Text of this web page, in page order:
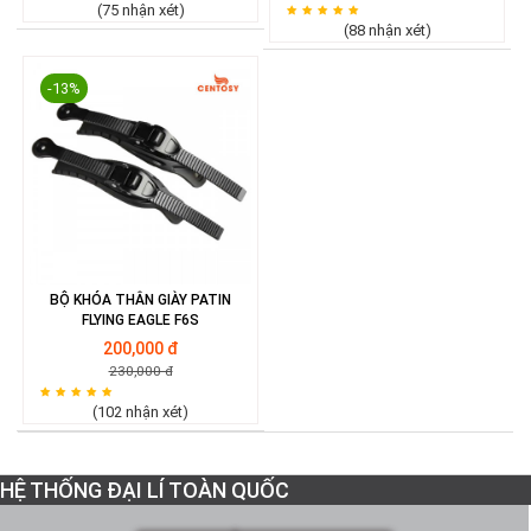
vừa túi tiền , máy gọn nhẹ , ba mình rất vừa ý .
(75 nhận xét)
(88 nhận xét)
-13%
BỘ KHÓA THÂN GIÀY PATIN
FLYING EAGLE F6S
200,000 đ
230,000 đ
(102 nhận xét)
HỆ THỐNG ĐẠI LÍ TOÀN QUỐC